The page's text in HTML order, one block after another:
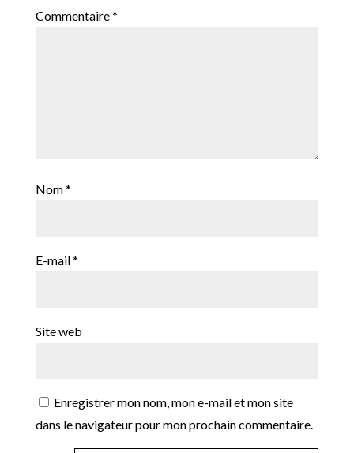
Commentaire*
Nom*
E-mail*
Site web
Enregistrer mon nom, mon e-mail et mon site
dans le navigateur pour mon prochain commentaire.